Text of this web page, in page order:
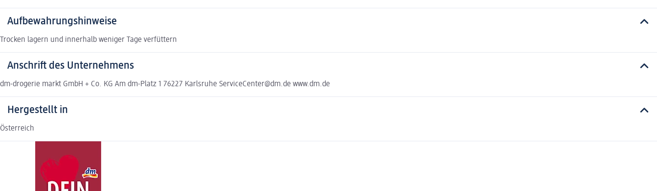
Aufbewahrungshinweise
Trocken lagern und innerhalb weniger Tage verfüttern
Anschrift des Unternehmens
dm-drogerie markt GmbH + Co. KG Am dm-Platz 1 76227 Karlsruhe ServiceCenter@dm.de www.dm.de
Hergestellt in
Österreich